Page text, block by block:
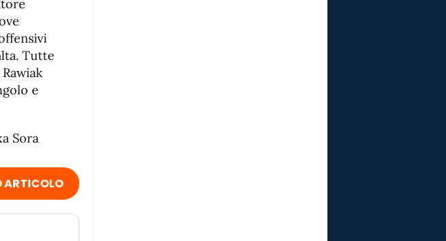
Tutte
e
Sora
ARTICOLO